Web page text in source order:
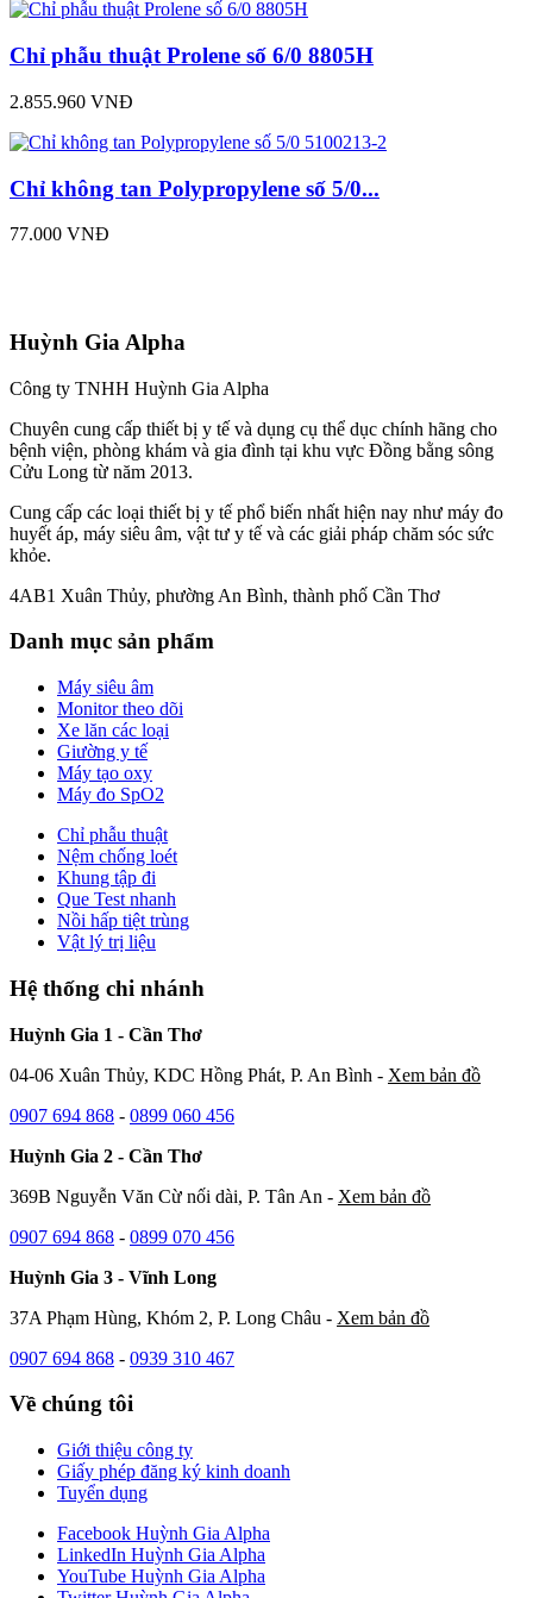
Chỉ phẫu thuật Prolene số 6/0 8805H
2.855.960 VNĐ
Chỉ không tan Polypropylene số 5/0...
77.000 VNĐ
Huỳnh Gia Alpha
Công ty TNHH Huỳnh Gia Alpha
Chuyên cung cấp thiết bị y tế và dụng cụ thể dục chính hãng cho
bệnh viện, phòng khám và gia đình tại khu vực Đồng bằng sông
Cửu Long từ năm 2013.
Cung cấp các loại thiết bị y tế phổ biến nhất hiện nay như máy đo
huyết áp, máy siêu âm, vật tư y tế và các giải pháp chăm sóc sức
khỏe.
4AB1 Xuân Thủy, phường An Bình, thành phố Cần Thơ
Danh mục sản phẩm
Máy siêu âm
Monitor theo dõi
Xe lăn các loại
Giường y tế
Máy tạo oxy
Máy đo SpO2
Chỉ phẫu thuật
Nệm chống loét
Khung tập đi
Que Test nhanh
Nồi hấp tiệt trùng
Vật lý trị liệu
Hệ thống chi nhánh
Huỳnh Gia 1 - Cần Thơ
04-06 Xuân Thủy, KDC Hồng Phát, P. An Bình - Xem bản đồ
0907 694 868 - 0899 060 456
Huỳnh Gia 2 - Cần Thơ
369B Nguyễn Văn Cừ nối dài, P. Tân An - Xem bản đồ
0907 694 868 - 0899 070 456
Huỳnh Gia 3 - Vĩnh Long
37A Phạm Hùng, Khóm 2, P. Long Châu - Xem bản đồ
0907 694 868 - 0939 310 467
Về chúng tôi
Giới thiệu công ty
Giấy phép đăng ký kinh doanh
Tuyển dụng
Facebook Huỳnh Gia Alpha
LinkedIn Huỳnh Gia Alpha
YouTube Huỳnh Gia Alpha